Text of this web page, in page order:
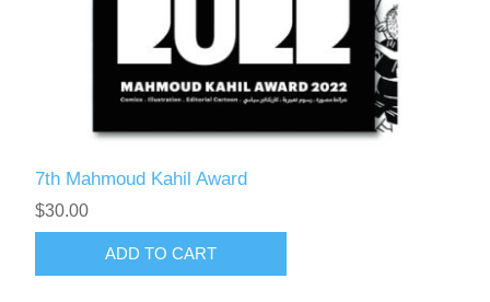
7th Mahmoud Kahil Award
$30.00
ADD TO CART